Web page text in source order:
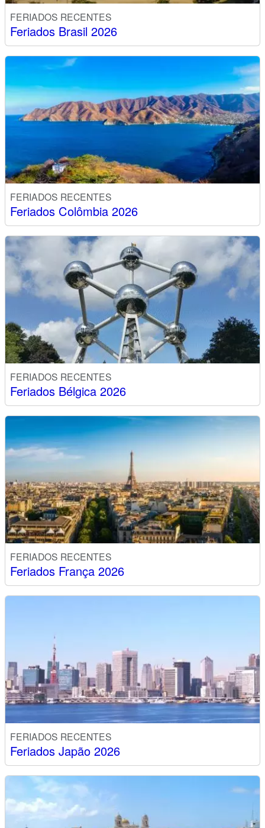
FERIADOS RECENTES
Feriados Brasil 2026
FERIADOS RECENTES
Feriados Colômbia 2026
FERIADOS RECENTES
Feriados Bélgica 2026
FERIADOS RECENTES
Feriados França 2026
FERIADOS RECENTES
Feriados Japão 2026